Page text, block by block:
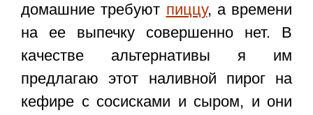
домашние требуют пиццу, а времени
на ее выпечку совершенно нет. В
качестве альтернативы я им
предлагаю этот наливной пирог на
кефире с сосисками и сыром, и они